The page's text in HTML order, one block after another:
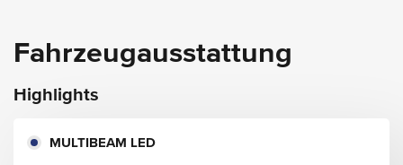
Fahrzeugausstattung
Highlights
MULTIBEAM LED